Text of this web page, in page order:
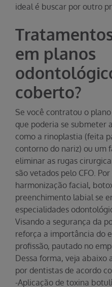
ideal é buscar por outro
em planos
coberto?
Se você contratou o
que poderia se submeter
como a rinoplastia (feita
contorno do nariz) ou um
eliminar as rugas
são vetados pelo CFO.
harmonização facial,
preenchimento labial se
especialidades
Visando a segurança da
reforça a importância do
profissão, pautado no
Dessa forma, veja abaixo
por dentistas de acordo
-Aplicação de toxina